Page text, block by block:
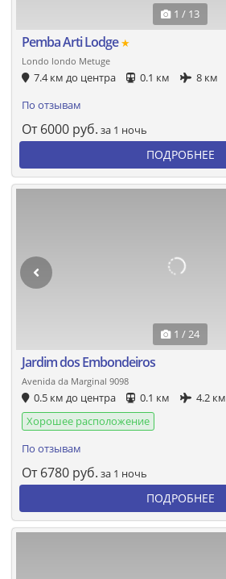
1 / 13
Pemba Arti Lodge★
Londo londo Metuge
7.4 км до центра 0.1 км
8 км
По отзывам
От 6000 руб. за 1 ночь
ПОДРОБНЕЕ
1 / 24
Jardim dos Embondeiros
Avenida da Marginal 9098
0.5 км до центра 0.1 км
4.2 км
Хорошее расположение
По отзывам
От 6780 руб. за 1 ночь
ПОДРОБНЕЕ